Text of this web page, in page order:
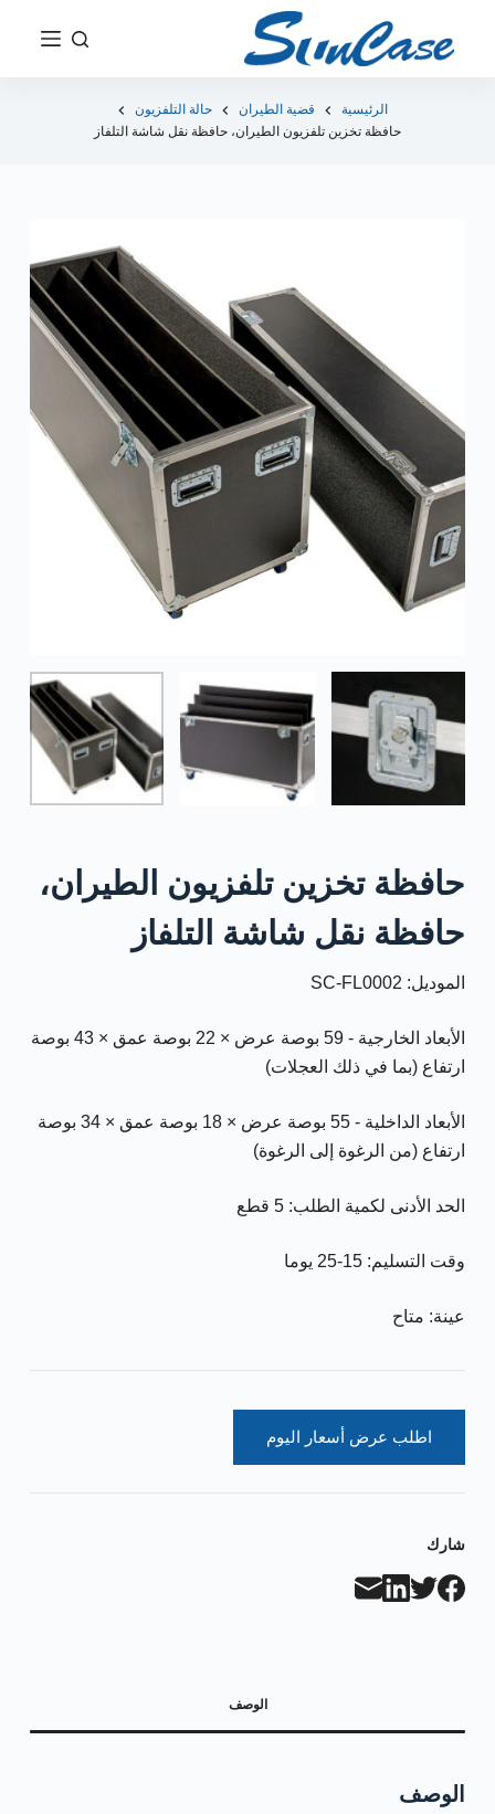
الرئيسية قضية الطيران
حالة التلفزيون
حافظة تخزين تلفزيون الطيران، حافظة نقل شاشة التلفاز
حافظة تخزين تلفزيون الطيران،
حافظة نقل شاشة التلفاز
الموديل: SC-FL0002
الأبعاد الخارجية - 59 بوصة عرض × 22 بوصة عمق × 43 بوصة
ارتفاع (بما في ذلك العجلات)
الأبعاد الداخلية - 55 بوصة عرض × 18 بوصة عمق × 34 بوصة
ارتفاع (من الرغوة إلى الرغوة)
الحد الأدنى لكمية الطلب: 5 قطع
وقت التسليم: 15-25 يوما
عينة: متاح
اطلب عرض أسعار اليوم
شارك
الوصف
الوصف